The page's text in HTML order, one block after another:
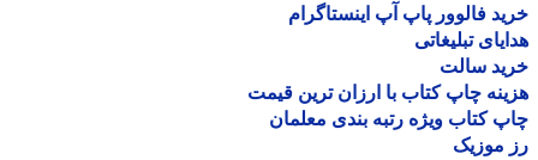
فالوور پاپ آپ اینستاگرام
تبلیغاتی
سالت
چاپ کتاب با ارزان ترین قیمت
کتاب ویژه رتبه بندی معلمان
موزیک